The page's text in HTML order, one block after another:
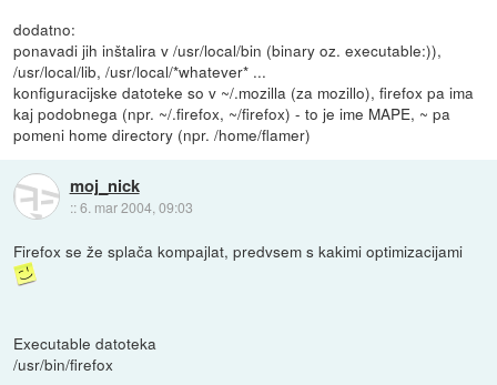
dodatno:
ponavadi jih inštalira v /usr/local/bin (binary oz. executable:)),
/usr/local/lib, /usr/local/*whatever* ...
konfiguracijske datoteke so v ~/.mozilla (za mozillo), firefox pa ima
kaj podobnega (npr. ~/.firefox, ~/firefox) - to je ime MAPE, ~ pa
pomeni home directory (npr. /home/flamer)
moj_nick
::6. mar 2004, 09:03
Firefox se že splača kompajlat, predvsem s kakimi optimizacijami
Executable datoteka
/usr/bin/firefox